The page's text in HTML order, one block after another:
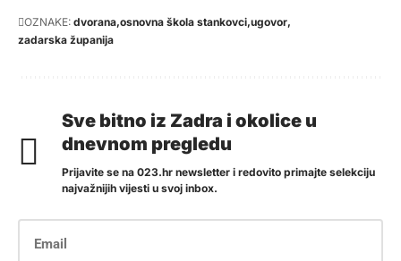
OZNAKE: dvorana osnovna škola stankovci ugovor
zadarska županija
Sve bitno iz Zadra i okolice u
dnevnom pregledu
Prijavite se na 023.hr newsletter i redovito primajte selekciju
najvažnijih vijesti u svoj inbox.